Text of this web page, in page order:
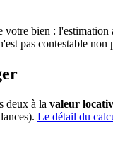
votre bien : l'estimation
pas contestable non
deux à la valeur
Le détail du